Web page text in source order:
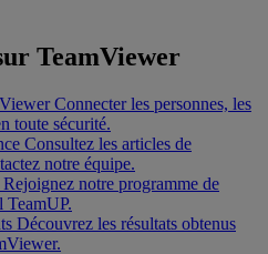
TeamViewer
Connecter les personnes, les
toute sécurité.
Consultez les articles de
notre équipe.
Rejoignez notre programme de
TeamUP.
Découvrez les résultats obtenus